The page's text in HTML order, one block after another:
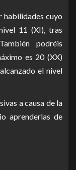
habilidades cuyo
11 (XI), tras
podréis
es 20 (XX)
el nivel
a causa de la
aprenderlas de